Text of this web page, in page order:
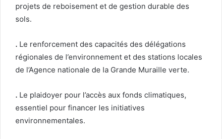
projets de reboisement et de gestion durable des
sols.
. Le renforcement des capacités des délégations
régionales de l’environnement et des stations locales
de l’Agence nationale de la Grande Muraille verte.
. Le plaidoyer pour l’accès aux fonds climatiques,
essentiel pour financer les initiatives
environnementales.